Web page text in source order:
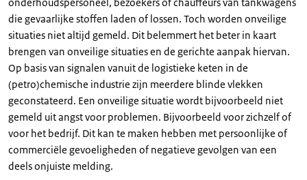
die gevaarlijke stoffen laden of lossen. Toch worden onveilige
situaties niet altijd gemeld. Dit belemmert het beter in kaart
brengen van onveilige situaties en de gerichte aanpak hiervan.
Op basis van signalen vanuit de logistieke keten in de
(petro)chemische industrie zijn meerdere blinde vlekken
geconstateerd. Een onveilige situatie wordt bijvoorbeeld niet
gemeld uit angst voor problemen. Bijvoorbeeld voor zichzelf of
voor het bedrijf. Dit kan te maken hebben met persoonlijke of
commerciële gevoeligheden of negatieve gevolgen van een
deels onjuiste melding.